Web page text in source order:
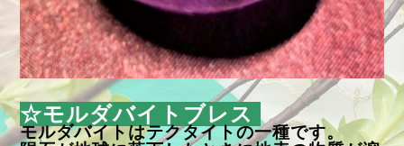
☆モルダバイトブレス
モルダバイトはテクタイトの一種です。